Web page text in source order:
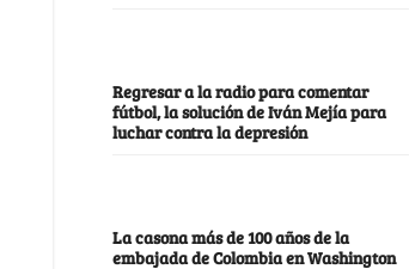
Regresar a la radio para comentar
fútbol, la solución de Iván Mejía para
luchar contra la depresión
La casona más de 100 años de la
embajada de Colombia en Washington